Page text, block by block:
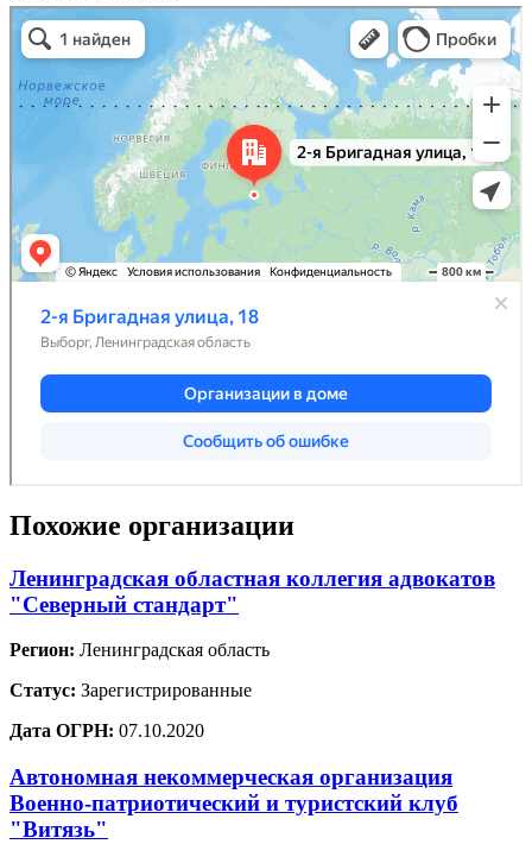
Похожие организации
Ленинградская областная коллегия адвокатов
"Северный стандарт"
Регион: Ленинградская область
Статус: Зарегистрированные
Дата ОГРН: 07.10.2020
Автономная некоммерческая организация
Военно-патриотический и туристский клуб
"Витязь"